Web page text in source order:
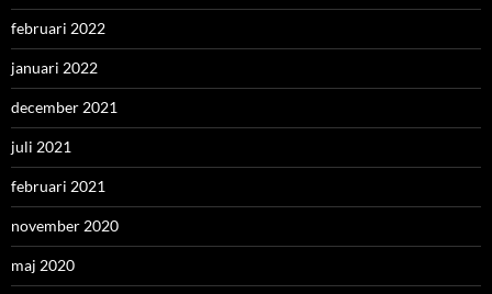
februari 2022
januari 2022
december 2021
juli 2021
februari 2021
november 2020
maj 2020